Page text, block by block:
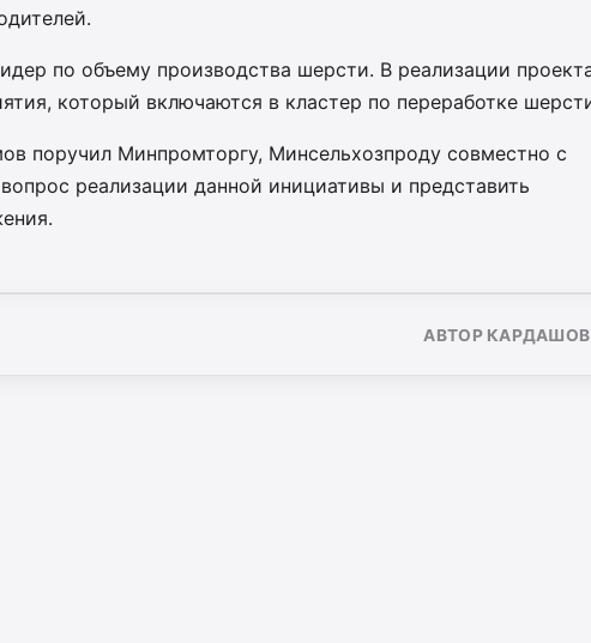
по объему производства шерсти. В реализации
который включаются в кластер по переработке
поручил Минпромторгу, Минсельхозпроду совместно с
реализации данной инициативы и представить
АВТОР